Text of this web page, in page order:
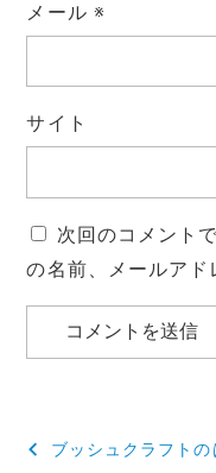
メール ※
サイト
次回のコメント
の名前、メールアド
投
ブッシュクラフト